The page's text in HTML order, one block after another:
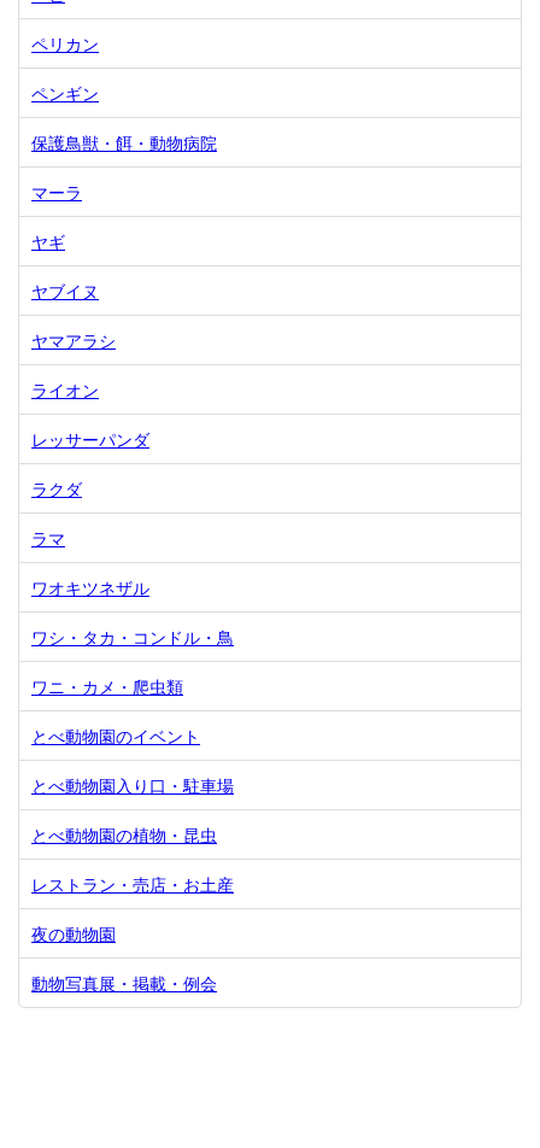
ペリカン
ペンギン
保護鳥獣・餌・動物病院
マーラ
ヤギ
ヤブイヌ
ヤマアラシ
ライオン
レッサーパンダ
ラクダ
ラマ
ワオキツネザル
ワシ・タカ・コンドル・鳥
ワニ・カメ・爬虫類
とべ動物園のイベント
とべ動物園入り口・駐車場
とべ動物園の植物・昆虫
レストラン・売店・お土産
夜の動物園
動物写真展・掲載・例会